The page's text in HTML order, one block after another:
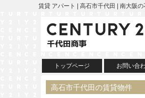
賃貸 アパート | 高石市千代田 | 南大阪
トップページ お問い合
高石市千代田の賃貸物件